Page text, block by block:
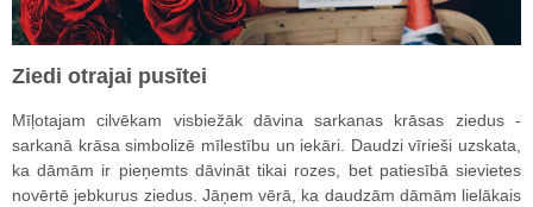
Ziedi otrajai pusītei
Mīļotajam cilvēkam visbiežāk dāvina sarkanas krāsas ziedus -
sarkanā krāsa simbolizē mīlestību un iekāri. Daudzi vīrieši uzskata,
ka dāmām ir pieņemts dāvināt tikai rozes, bet patiesībā sievietes
novērtē jebkurus ziedus. Jāņem vērā, ka daudzām dāmām lielākais